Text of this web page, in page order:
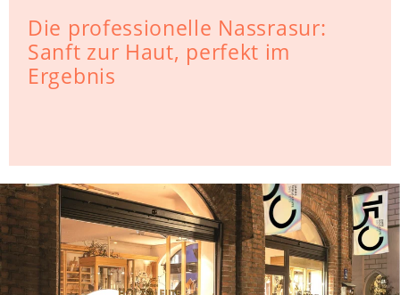
Die professionelle Nassrasur:
Sanft zur Haut, perfekt im
Ergebnis